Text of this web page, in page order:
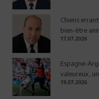
Chiens
bien-être
17.07.2026
Espagne-
valeureux,
19.07.2026